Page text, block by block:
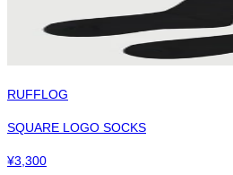
RUFFLOG
SQUARE LOGO SOCKS
¥3,300